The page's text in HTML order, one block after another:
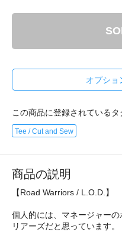
オプショ
この商品に登録されているタ
Tee / Cut and Sew
商品の説明
【Road Warriors / L.O.D.】
個人的には、マネージャー
リアーズだと思っています。